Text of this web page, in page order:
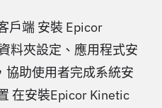
戶端 安裝 Epicor
料夾設定、應用程式安
協助使用者完成系統安
在安裝Epicor Kinetic